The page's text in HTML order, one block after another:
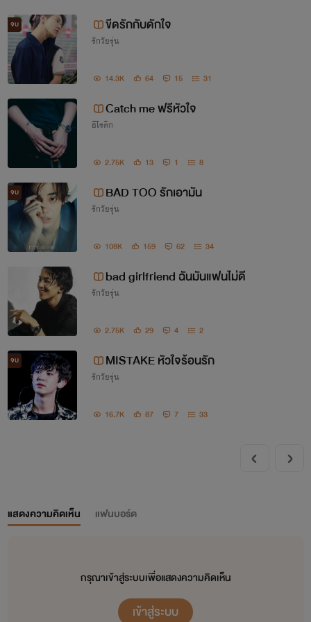
จบ ขีดรักกับดักใจ
รักวัยรุ่น
14.3K 64 15 31
Catch me ฟรีหัวใจ
อีโรติก
2.75K 13 1 8
จบ BAD TOO รักเอามัน
รักวัยรุ่น
108K 159 62 34
bad girlfriend ฉันมันแฟนไม่ดี
รักวัยรุ่น
2.75K 29 4 2
จบ MISTAKE หัวใจร้อนรัก
รักวัยรุ่น
16.7K 87 7 33
แสดงความคิดเห็น แฟนบอร์ด
กรุณาเข้าสู่ระบบเพื่อแสดงความคิดเห็น
เข้าสู่ระบบ